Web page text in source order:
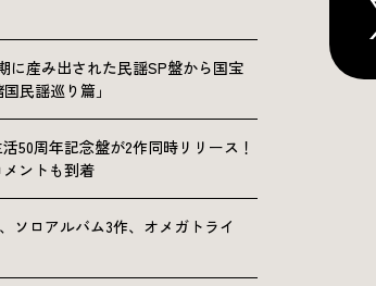
に産み出された民謡SP盤から国宝
民謡巡り篇」
50周年記念盤が2作同時リリース！
ントも到着
ソロアルバム3作、オメガトライ